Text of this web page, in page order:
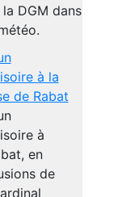
DGM dans
à la
de Rabat
à
en
de